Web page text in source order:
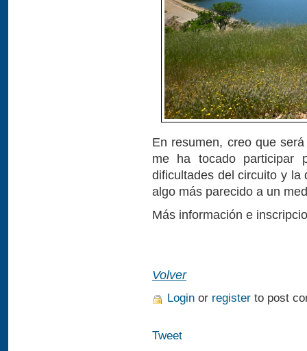
En resumen, creo que
me ha tocado participar
dificultades del circuito y la
algo más parecido a un
Más información e
Volver
Login or register to post
Tweet